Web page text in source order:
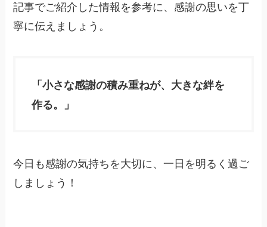
記事でご紹介した情報を参考に、感謝の思いを丁
寧に伝えましょう。
「小さな感謝の積み重ねが、大きな絆を
作る。」
今日も感謝の気持ちを大切に、一日を明るく過ご
しましょう！